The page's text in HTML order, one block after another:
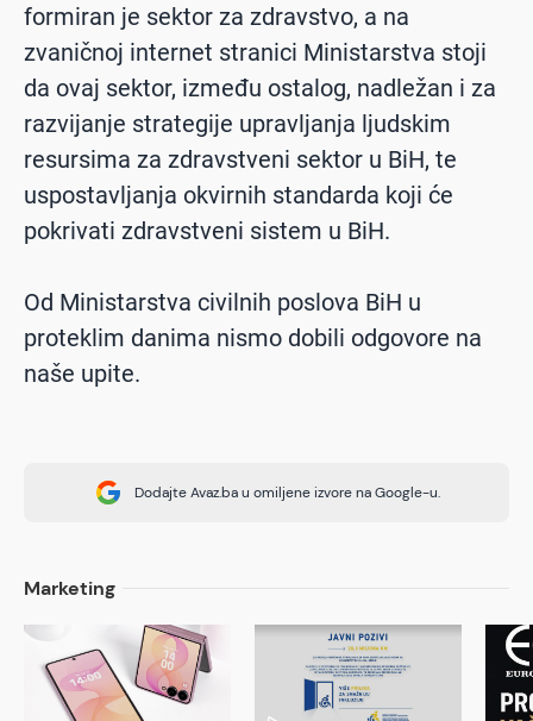
formiran je sektor za zdravstvo, a na
zvaničnoj internet stranici Ministarstva stoji
da ovaj sektor, između ostalog, nadležan i za
razvijanje strategije upravljanja ljudskim
resursima za zdravstveni sektor u BiH, te
uspostavljanja okvirnih standarda koji će
pokrivati zdravstveni sistem u BiH.
Od Ministarstva civilnih poslova BiH u
proteklim danima nismo dobili odgovore na
naše upite.
Dodajte Avaz.ba u omiljene izvore na Google-u.
Marketing